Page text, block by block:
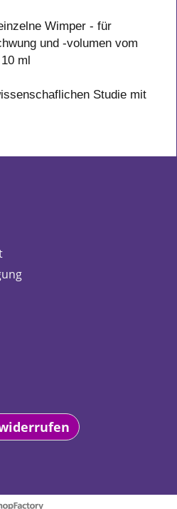
Wimper - für
und -volumen vom
ml
Studie mit
erstellt mit